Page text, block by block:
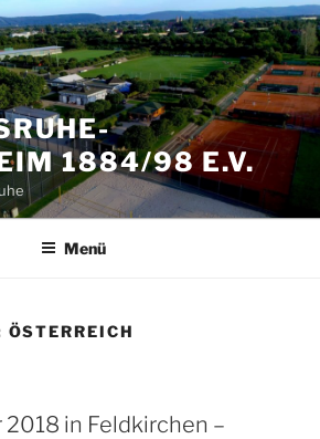
1884/98 E.V.
Menü
ÖSTERREICH
in Feldkirchen –